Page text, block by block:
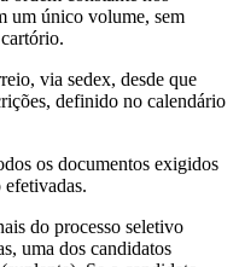
um único volume, sem
via sedex, desde que
definido no calendário
os documentos exigidos
efetivadas.
do processo seletivo
uma dos candidatos